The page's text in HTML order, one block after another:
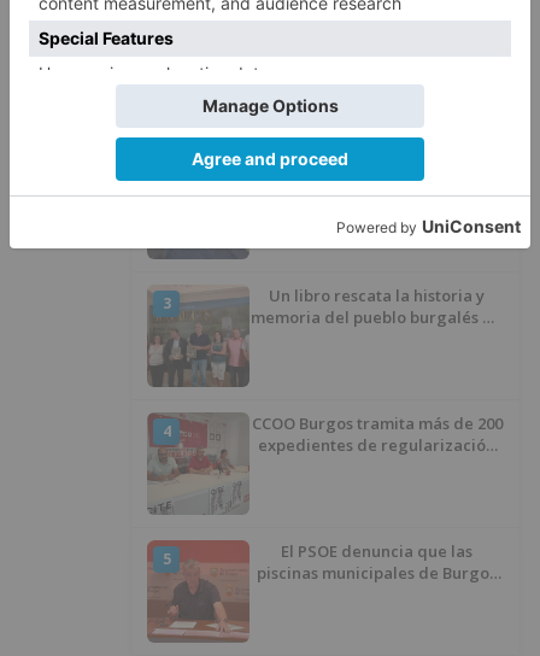
1
apertura del Castillo responde a
“una foto” y no a la culminación
del proyecto
El poblado de El Encuentro de
3
Un libro rescata la historia y
memoria del pueblo burgalés de
4
CCOO Burgos tramita más de 200
expedientes de regularización
5
El PSOE denuncia que las
piscinas municipales de Burgos